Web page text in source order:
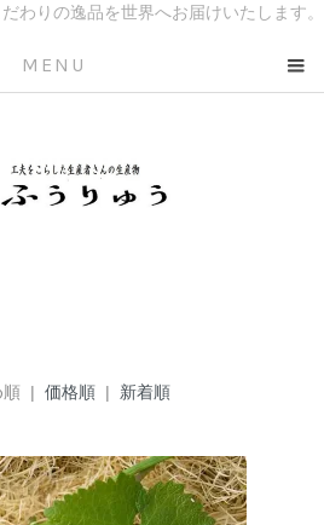
わりの逸品を世界へお届けいたします。
MENU
順 | 価格順 | 新着順